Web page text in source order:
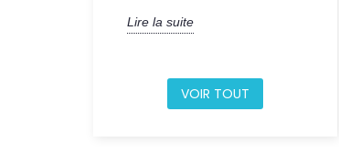
Lire la suite
VOIR TOUT